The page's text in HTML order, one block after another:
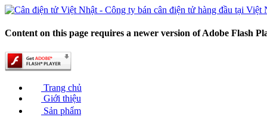
Content on this page requires a newer version of Adobe Flash
Trang chủ
Giới thiệu
Sản phẩm